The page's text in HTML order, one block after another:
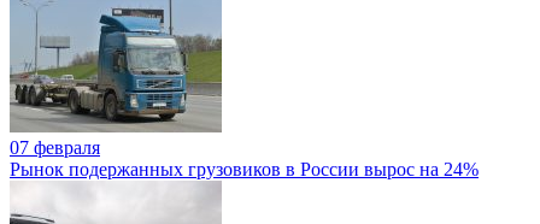
07 февраля
Рынок подержанных грузовиков в России вырос на 24%